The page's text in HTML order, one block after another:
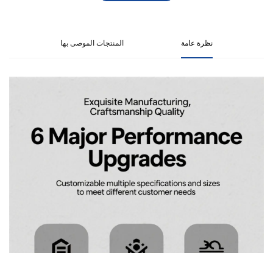
نظرة عامة المنتجات الموصى بها